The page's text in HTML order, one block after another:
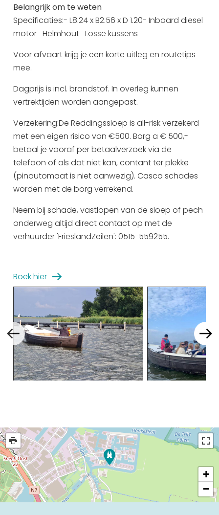
vrijdag 28 augustus
10:00 - 17:00
zaterdag 29 augustus
10:00 - 17:00
zondag 30 augustus
10:00 - 17:00
13:00 - 17:00
dinsdag 1 september
10:00 - 17:00
13:00 - 17:00
woensdag 2 september
10:00 - 17:00
donderdag 3 september
10:00 - 17:00
13:00 - 17:00
vrijdag 4 september
10:00 - 17:00
zondag 6 september
maandag 7 september
10:00 - 17:00
13:00 - 17:00
dinsdag 8 september
10:00 - 17:00
13:00 - 17:00
woensdag 9 september
10:00 - 17:00
13:00 - 17:00
13:00 - 17:00
zaterdag 12 september
zondag 13 september
13:00 - 17:00
Belangrijk om te weten
Specificaties:- L8.24 x B2.56 x D 1.20- Inboard diesel
motor- Helmhout- Losse kussens
Voor afvaart krijg je een korte uitleg en routetips
mee.
Dagprijs is incl. brandstof. In overleg kunnen
vertrektijden worden aangepast.
Verzekering:De Reddingssloep is all-risk verzekerd
met een eigen risico van €500. Borg a € 500,-
betaal je vooraf per betaalverzoek via de
telefoon of als dat niet kan, contant ter plekke
(pinautomaat is niet aanwezig). Casco schades
worden met de borg verrekend.
Neem bij schade, vastlopen van de sloep of pech
onderweg altijd direct contact op met de
verhuurder 'FrieslandZeilen': 0515-559255.
Boek hier
+
−